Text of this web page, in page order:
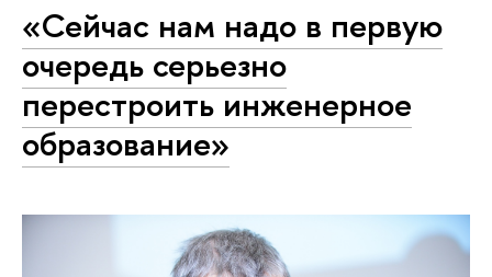
«Сейчас нам надо в первую
очередь серьезно
перестроить инженерное
образование»